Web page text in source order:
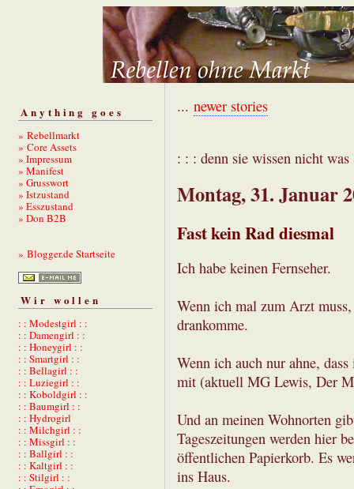
Anything goes
» Rebellmarkt
» Core Assets
» Impressum
» Manifest
» Grusswort
» Istzustand
» Esszustand
» Don B2B
» Blogger.de Startseite
Wir wollen
: : Modestgirl : :
: : Damengirl : :
: : Honeygirl : :
: : Smartgirl : :
: : Bellagirl : :
: : Luziegirl : :
: : Koboldgirl : :
: : Baumgirl : :
: : Hydrogirl
: : Milchgirl : :
: : Missgirl : :
: : Ballgirl : :
: : Kaltgirl : :
: : Stilgirl : :
... newer stories
: : : denn sie wissen nicht
Montag, 31. Januar
Fast kein Rad diesmal
Ich habe keinen Fernseher.
Wenn ich mal zum Arzt
drankomme.
Wenn ich auch nur ahne,
mit (aktuell MG Lewis, Der
Und an meinen Wohnorten
Tageszeitungen werden hier
öffentlichen Papierkorb. Es
ins Haus.